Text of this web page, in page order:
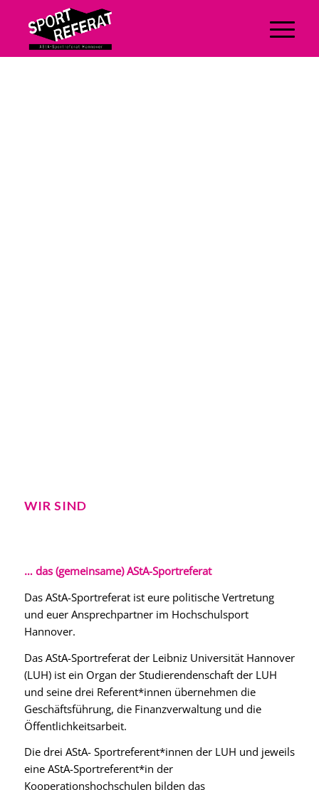
WIR SIND
… das (gemeinsame) AStA-Sportreferat
Das AStA-Sportreferat ist eure politische Vertretung
und euer Ansprechpartner im Hochschulsport
Hannover.
Das AStA-Sportreferat der Leibniz Universität Hannover
(LUH) ist ein Organ der Studierendenschaft der LUH
und seine drei Referent*innen übernehmen die
Geschäftsführung, die Finanzverwaltung und die
Öffentlichkeitsarbeit.
Die drei AStA- Sportreferent*innen der LUH und jeweils
eine AStA-Sportreferent*in der
Kooperationshochschulen bilden das